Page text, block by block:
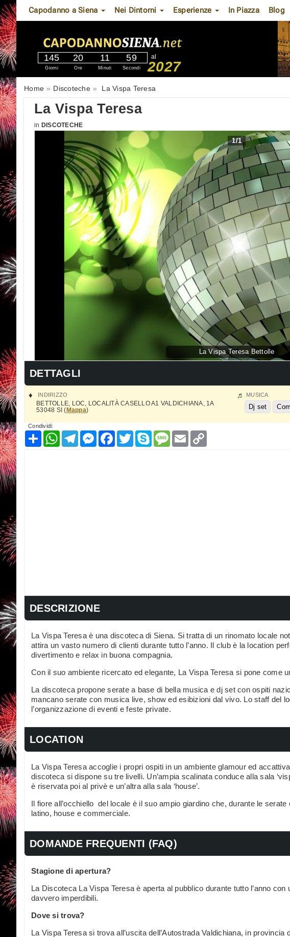
Capodanno a Siena Nei Dintorni Esperienze In Piazza Blog
145
Giorni
20
Ore
11
Minuti
58
Secondi
al
2027
Home Discoteche La Vispa Teresa
La Vispa Teresa
in DISCOTECHE
1/1
La Vispa Teresa Bettolle
DETTAGLI
INDIRIZZO
BETTOLLE LOC, LOCALITÀ CASELLO A1 VALDICHIANA, 1A
53048 SI (Mappa)
MUSICA
Dj set
Condividi:
CondividiWhatsAppTelegramMessenger
Facebook
TwitterSkypeMessage
Email
DESCRIZIONE
La Vispa Teresa è una discoteca di Siena. Si tratta di un rinomato locale
attira un vasto numero di clienti durante tutto l’anno. Il club è la location
divertimento e relax in buona compagnia.
Con il suo ambiente ricercato ed elegante, La Vispa Teresa si pone come
La discoteca propone serate a base di bella musica e dj set con ospiti
mancano serate con musica live, show ed esibizioni dal vivo. Lo staff del
l’organizzazione di eventi e feste private.
LOCATION
La Vispa Teresa accoglie i propri ospiti in un ambiente glamour ed
discoteca si dispone su tre livelli. Un’ampia scalinata conduce alla sala
è riservata poi al privè e un’altra alla sala ‘house’.
Il fiore all’occhiello del locale è il suo ampio giardino che, durante le
latino, house e commerciale.
DOMANDE FREQUENTI (FAQ)
Stagione di apertura?
La Discoteca La Vispa Teresa è aperta al pubblico durante tutto l’anno
davvero imperdibili.
Dove si trova?
La Vispa Teresa si trova all’uscita dell’Autostrada Valdichiana, in provincia